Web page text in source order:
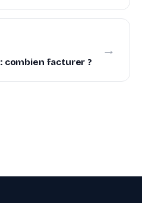
combien facturer ?
→